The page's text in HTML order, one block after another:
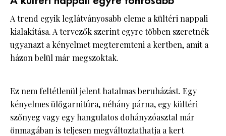
A trend egyik leglátványosabb eleme a kültéri nappali
kialakítása. A tervezők szerint egyre többen szeretnék
ugyanazt a kényelmet megteremteni a kertben, amit a
házon belül már megszoktak.
Ez nem feltétlenül jelent hatalmas beruházást. Egy
kényelmes ülőgarnitúra, néhány párna, egy kültéri
szőnyeg vagy egy hangulatos dohányzóasztal már
önmagában is teljesen megváltoztathatja a kert